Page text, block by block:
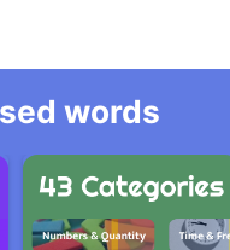
words